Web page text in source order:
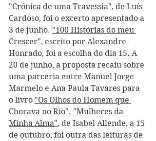
"Crónica de uma Travessia", de Luís
Cardoso, foi o excerto apresentado a
3 de junho. "100 Histórias do meu
Crescer", escrito por Alexandre
Honrado, foi a escolha do dia 15. A
20 de junho, a proposta recaiu sobre
uma parceria entre Manuel Jorge
Marmelo e Ana Paula Tavares para
o livro "Os Olhos do Homem que
Chorava no Rio". "Mulheres da
Minha Alma", de Isabel Allende, a 15
de outubro, foi outra das leituras de